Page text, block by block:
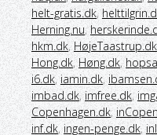
helt-gratis.dk,
Herning.nu,
hkm.dk, HøjeTaastrup.dk
Hong.dk, Høng.dk,
i6.dk, iamin.dk,
imbad.dk, imfree.dk,
Copenhagen.dk,
inf.dk, ingen-penge.dk,